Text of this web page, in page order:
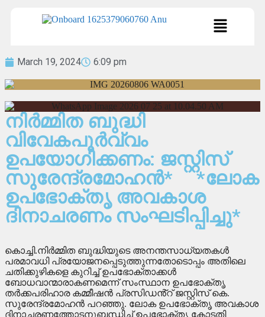
March 19, 2024 6:09 pm
നിർമ്മിത ബുദ്ധി
വിവേകപൂർവ്വം
ഉപയോഗിക്കണം: ജസ്റ്റിസ്
സുരേന്ദ്രമോഹൻ* *ലോക
ഉപഭോക്തൃ അവകാശ
ദിനാചരണം സംഘടിപ്പിച്ചു*
കൊച്ചി.നിർമ്മിത ബുദ്ധിയുടെ അനന്തസാധ്യതകൾ
പരമാവധി പ്രയോജനപ്പെടുത്തുന്നതോടൊപ്പം അതിലെ
ചതിക്കുഴികളെ കുറിച്ച് ഉപഭോക്താക്കൾ
ബോധവാന്മാരാകണമെന്ന് സംസ്ഥാന ഉപഭോക്തൃ
തർക്കപരിഹാര കമ്മീഷൻ പ്രസിഡൻ്റ് ജസ്റ്റിസ് കെ.
സുരേന്ദ്രമോഹൻ പറഞ്ഞു. ലോക ഉപഭോക്തൃ അവകാശ
ദിനാചരണത്തോടനുബന്ധിച്ച് ഉപഭോക്തൃ കോടതി